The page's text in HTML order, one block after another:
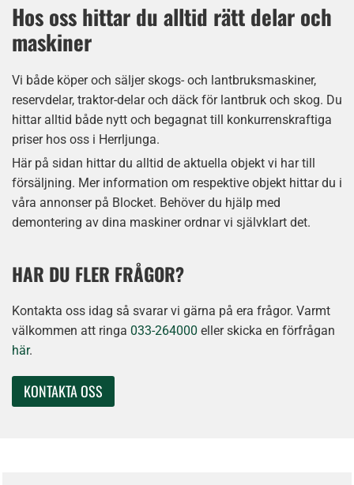
Hos oss hittar du alltid rätt delar och
maskiner
Vi både köper och säljer skogs- och lantbruksmaskiner,
reservdelar, traktor-delar och däck för lantbruk och skog. Du
hittar alltid både nytt och begagnat till konkurrenskraftiga
priser hos oss i Herrljunga.
Här på sidan hittar du alltid de aktuella objekt vi har till
försäljning. Mer information om respektive objekt hittar du i
våra annonser på Blocket. Behöver du hjälp med
demontering av dina maskiner ordnar vi självklart det.
HAR DU FLER FRÅGOR?
Kontakta oss idag så svarar vi gärna på era frågor. Varmt
välkommen att ringa 033-264000 eller skicka en förfrågan
här.
KONTAKTA OSS